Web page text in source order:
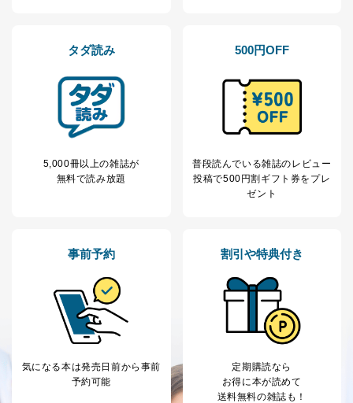
タダ読み
5,000冊以上の雑誌が
無料で読み放題
500円OFF
普段読んでいる雑誌のレビュー
投稿で500円割ギフト券をプレ
ゼント
事前予約
気になる本は発売日前から事前
予約可能
割引や特典付き
定期購読なら
お得に本が読めて
送料無料の雑誌も！